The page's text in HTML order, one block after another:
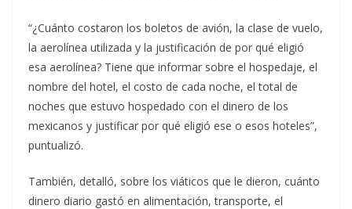
“¿Cuánto costaron los boletos de avión, la clase de vuelo,
la aerolínea utilizada y la justificación de por qué eligió
esa aerolínea? Tiene que informar sobre el hospedaje, el
nombre del hotel, el costo de cada noche, el total de
noches que estuvo hospedado con el dinero de los
mexicanos y justificar por qué eligió ese o esos hoteles”,
puntualizó.
También, detalló, sobre los viáticos que le dieron, cuánto
dinero diario gastó en alimentación, transporte, el